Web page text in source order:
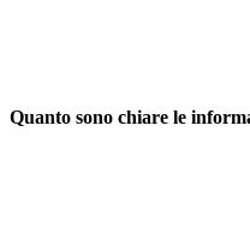
Quanto sono chiare le